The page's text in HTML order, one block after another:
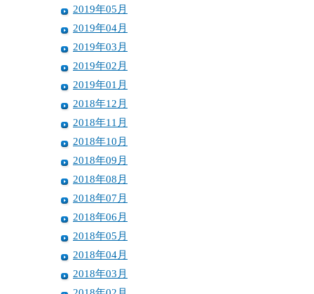
2019年05月
2019年04月
2019年03月
2019年02月
2019年01月
2018年12月
2018年11月
2018年10月
2018年09月
2018年08月
2018年07月
2018年06月
2018年05月
2018年04月
2018年03月